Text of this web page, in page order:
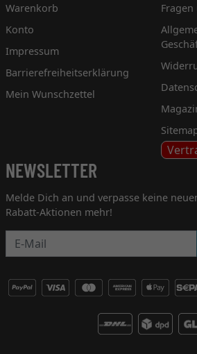
Warenkorb
Konto
Impressum
Barrierefreiheitserklärung
Mein Wunschzettel
NEWSLETTER
Melde Dich an und verpasse keine
Rabatt-Aktionen mehr!
Newsletter